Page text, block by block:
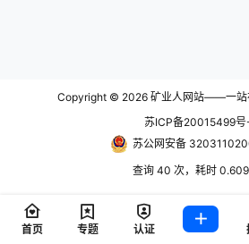
Copyright © 2026 矿业人网站——一站
苏ICP备20015499号
苏公网安备
查询 40 次，耗时
首页 专题 认证